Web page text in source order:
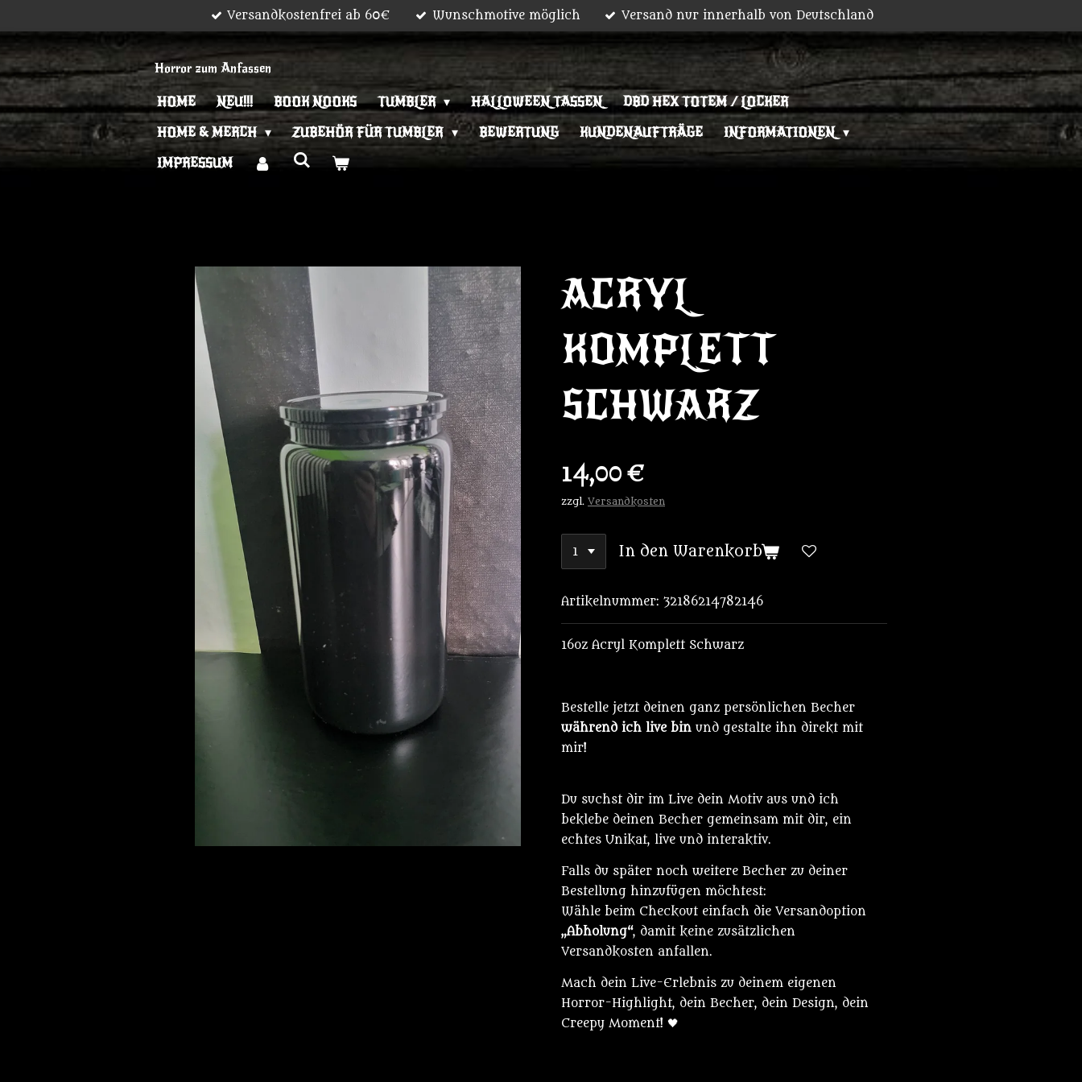
springen
Versandkostenfrei ab 60€ Wunschmotive möglich Versand nur innerhalb von Deutschland
Horror zum Anfassen
HOME NEU!!! BOOK NOOKS TUMBLER HALLOWEEN TASSEN
DBD HEX TOTEM / LOCKER
HOME & MERCH
ZUBEHÖR FÜR TUMBLER BEWERTUNG KUNDENAUFTRÄGE
INFORMATIONEN
IMPRESSUM
ACRYL
KOMPLETT
SCHWARZ
14,00 €
zzgl. Versandkosten
In den Warenkorb
Artikelnummer: 32186214782146
16oz Acryl Komplett Schwarz
Bestelle jetzt deinen ganz persönlichen Becher
während ich live bin und gestalte ihn direkt mit
mir!
Du suchst dir im Live dein Motiv aus und ich
beklebe deinen Becher gemeinsam mit dir, ein
echtes Unikat, live und interaktiv.
Falls du später noch weitere Becher zu deiner
Bestellung hinzufügen möchtest:
Wähle beim Checkout einfach die Versandoption
„Abholung“, damit keine zusätzlichen
Versandkosten anfallen.
Mach dein Live-Erlebnis zu deinem eigenen
Horror-Highlight, dein Becher, dein Design, dein
Creepy Moment! 🖤